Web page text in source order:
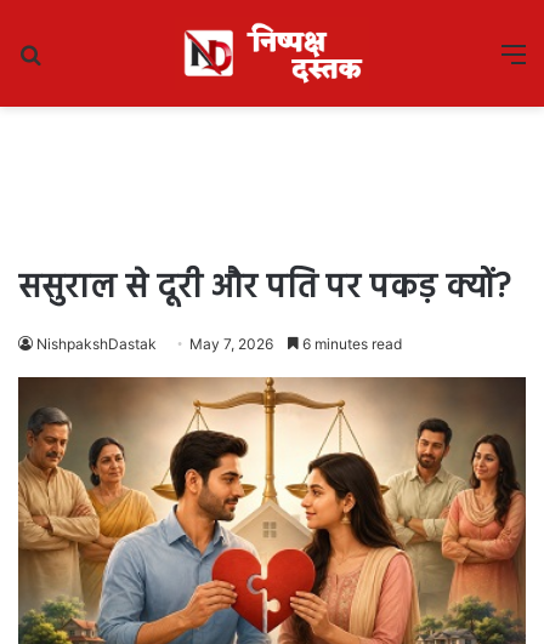
ससुराल से दूरी और पति पर पकड़ क्यों?
NishpakshDastak May 7, 2026 6 minutes read